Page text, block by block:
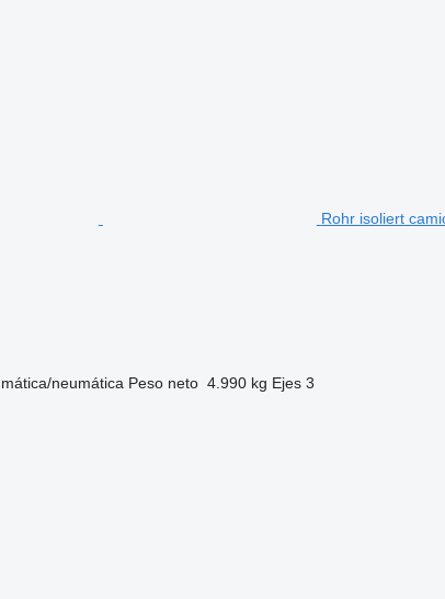
Rohr isoliert
neumática Peso neto 4.990 kg Ejes 3